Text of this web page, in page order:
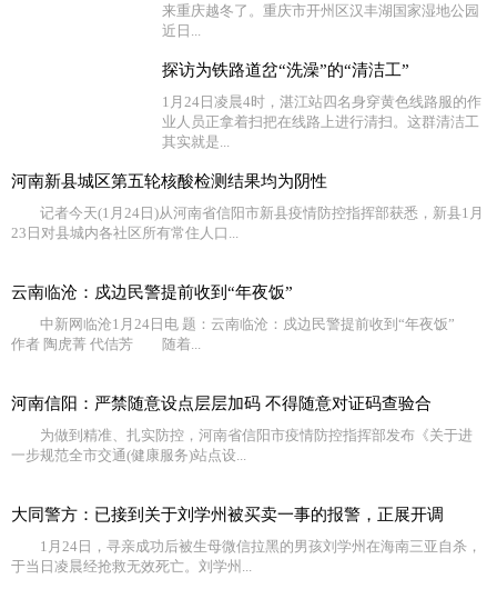
来重庆越冬了。重庆市开州区汉丰湖国家湿地公园
近日...
探访为铁路道岔“洗澡”的“清洁工”
1月24日凌晨4时，湛江站四名身穿黄色线路服的作
业人员正拿着扫把在线路上进行清扫。这群清洁工
其实就是...
河南新县城区第五轮核酸检测结果均为阴性
记者今天(1月24日)从河南省信阳市新县疫情防控指挥部获悉，新县1月
23日对县城内各社区所有常住人口...
云南临沧：戍边民警提前收到“年夜饭”
中新网临沧1月24日电 题：云南临沧：戍边民警提前收到“年夜饭”
作者 陶虎菁 代佶芳 随着...
河南信阳：严禁随意设点层层加码 不得随意对证码查验合
为做到精准、扎实防控，河南省信阳市疫情防控指挥部发布《关于进
一步规范全市交通(健康服务)站点设...
大同警方：已接到关于刘学州被买卖一事的报警，正展开调
1月24日，寻亲成功后被生母微信拉黑的男孩刘学州在海南三亚自杀，
于当日凌晨经抢救无效死亡。刘学州...